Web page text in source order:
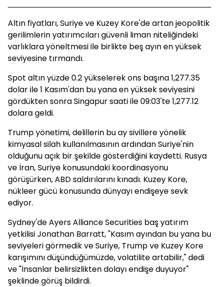
Altın fiyatları, Suriye ve Kuzey Kore'de artan jeopolitik
gerilimlerin yatırımcıları güvenli liman niteliğindeki
varlıklara yöneltmesi ile birlikte beş ayın en yüksek
seviyesine tırmandı.
Spot altın yüzde 0.2 yükselerek ons başına 1,277.35
dolar ile 1 Kasım'dan bu yana en yüksek seviyesini
gördükten sonra Singapur saati ile 09:03'te 1,277.12
dolara geldi.
Trump yönetimi, delillerin bu ay sivillere yönelik
kimyasal silah kullanılmasının ardından Suriye'nin
olduğunu açık bir şekilde gösterdiğini kaydetti. Rusya
ve İran, Suriye konusundaki koordinasyonu
görüşürken, ABD saldırılarını kınadı. Kuzey Kore,
nükleer gücü konusunda dünyayı endişeye sevk
ediyor.
Sydney'de Ayers Alliance Securities baş yatırım
yetkilisi Jonathan Barratt, "Kasım ayından bu yana bu
seviyeleri görmedik ve Suriye, Trump ve Kuzey Kore
karışımını düşündüğümüzde, volatilite artabilir," dedi
ve "İnsanlar belirsizlikten dolayı endişe duyuyor"
şeklinde görüş bildirdi.